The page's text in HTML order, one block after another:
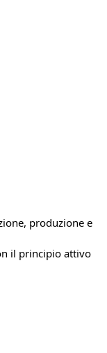
produzione e
il principio attivo